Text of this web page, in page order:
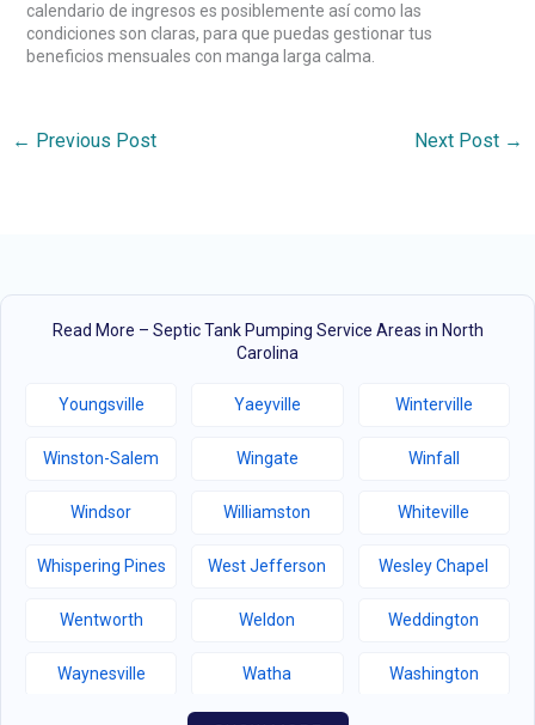
calendario de ingresos es posiblemente así­ como las
condiciones son claras, para que puedas gestionar tus
beneficios mensuales con manga larga calma.
← Previous Post Next Post →
Read More – Septic Tank Pumping Service Areas in North
Carolina
Youngsville Yaeyville Winterville
Winston-Salem Wingate Winfall
Windsor Williamston Whiteville
Whispering Pines West Jefferson Wesley Chapel
Wentworth Weldon Weddington
Waynesville Watha Washington